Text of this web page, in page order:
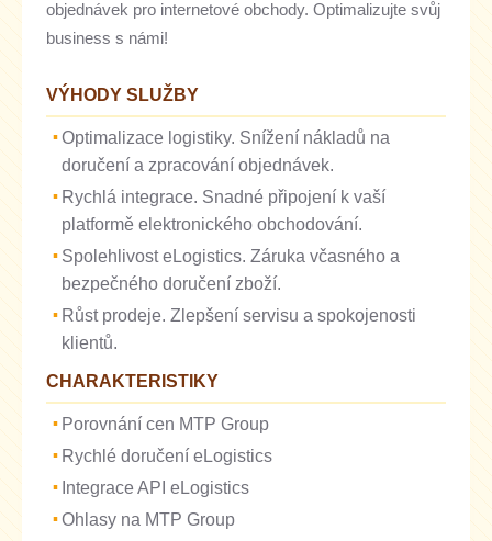
objednávek pro internetové obchody. Optimalizujte svůj
business s námi!
VÝHODY SLUŽBY
Optimalizace logistiky. Snížení nákladů na
doručení a zpracování objednávek.
Rychlá integrace. Snadné připojení k vaší
platformě elektronického obchodování.
Spolehlivost eLogistics. Záruka včasného a
bezpečného doručení zboží.
Růst prodeje. Zlepšení servisu a spokojenosti
klientů.
CHARAKTERISTIKY
Porovnání cen MTP Group
Rychlé doručení eLogistics
Integrace API eLogistics
Ohlasy na MTP Group